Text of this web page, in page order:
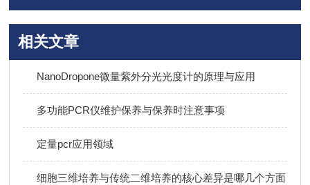
相关文章
NanoDropone微量紫外分光光度计的原理与应用
多功能PCR仪维护保养与保养时注意事项
定量pcr应用领域
细胞三维培养与传统二维培养的核心差异是哪几个方面